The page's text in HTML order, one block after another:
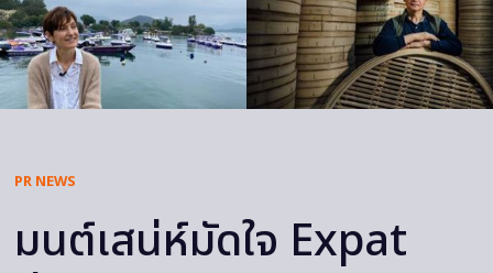
PR NEWS
มนต์เสน่ห์มัดใจ Expat